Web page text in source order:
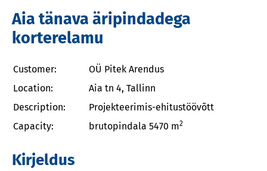
Aia tänava äripindadega
korterelamu
Customer:
OÜ Pitek Arendus
Location:
Aia tn 4, Tallinn
Description:
Projekteerimis-ehitustöövõtt
Capacity:
brutopindala 5470 m2
Kirjeldus